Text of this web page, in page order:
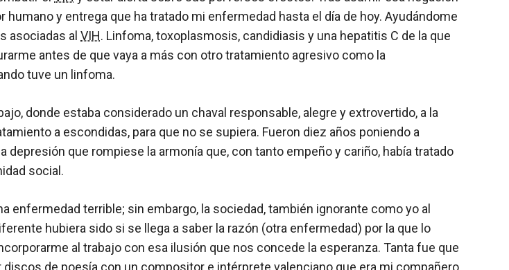
y entrega que ha tratado mi enfermedad hasta el día de hoy. Ayudándome
asociadas al VIH. Linfoma, toxoplasmosis, candidiasis y una hepatitis C de la que
antes de que vaya a más con otro tratamiento agresivo como la
tuve un linfoma.
donde estaba considerado un chaval responsable, alegre y extrovertido, a la
a escondidas, para que no se supiera. Fueron diez años poniendo a
depresión que rompiese la armonía que, con tanto empeño y cariño, había tratado
social.
enfermedad terrible; sin embargo, la sociedad, también ignorante como yo al
hubiera sido si se llega a saber la razón (otra enfermedad) por la que lo
al trabajo con esa ilusión que nos concede la esperanza. Tanta fue que
de poesía con un compositor e intérprete valenciano que era mi compañero